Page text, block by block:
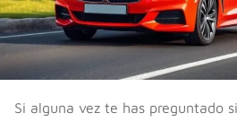
Si alguna vez te has preguntado si